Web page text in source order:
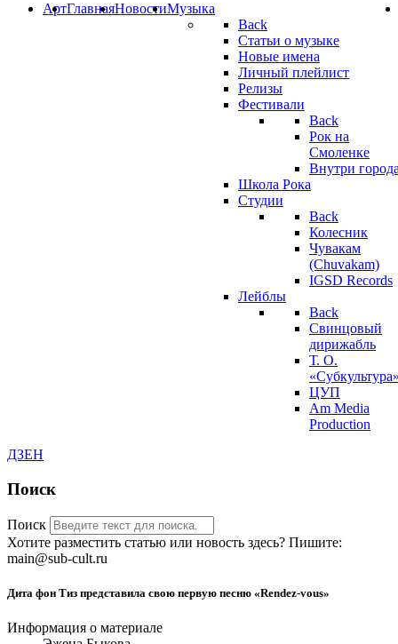
Музыка
Back
Статьи о музыке
Новые имена
Личный плейлист
Релизы
Фестивали
Back
Рок на
Смоленке
Внутри
Школа Рока
Студии
Back
Колесник
Чувакам
(Chuvakam)
IGSD Records
Лейблы
Back
Свинцовый
дирижабль
Т. О.
ЦУП
Am Media
Production
Новости
Главная
Арт
ДЗЕН
Поиск
Поиск
Хотите разместить статью или новость здесь? Пишите:
main@sub-cult.ru
Дита фон Тиз представила свою первую песню «Rendez-vous»
Информация о материале